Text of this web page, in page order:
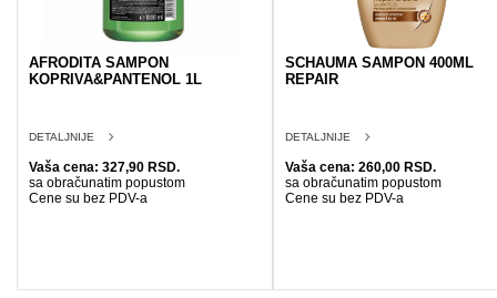
AFRODITA SAMPON
KOPRIVA&PANTENOL 1L
DETALJNIJE
Vaša cena: 327,90 RSD.
sa obračunatim popustom
Cene su bez PDV-a
SCHAUMA SAMPON 400ML
REPAIR
DETALJNIJE
Vaša cena: 260,00 RSD.
sa obračunatim popustom
Cene su bez PDV-a